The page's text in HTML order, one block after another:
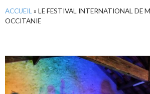
ACCUEIL » LE FESTIVAL INTERNATIONAL DE
OCCITANIE